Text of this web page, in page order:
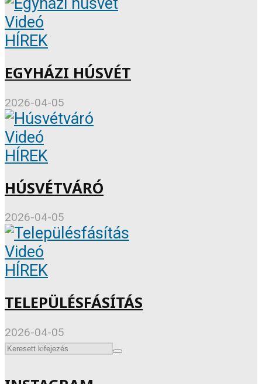
Videó
HÍREK
EGYHÁZI HÚSVÉT
2026-04-05
Videó
HÍREK
HÚSVÉTVÁRÓ
2026-04-05
Videó
HÍREK
TELEPÜLÉSFÁSÍTÁS
2026-04-05